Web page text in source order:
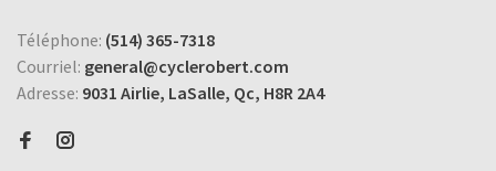
Téléphone: (514) 365-7318
Courriel: general@cyclerobert.com
Adresse: 9031 Airlie, LaSalle, Qc, H8R 2A4